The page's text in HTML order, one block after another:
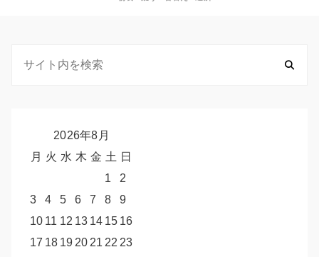
2026年8月
月 火 水 木 金 土 日
1
2
3
4 5 6 7 8
9
10 11 12 13 14 15 16
17 18 19 20 21 22 23